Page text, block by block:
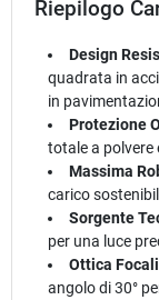
Riepilogo
Design
quadrata in
in
Protezione
totale a polvere
Massima
carico
Sorgente
per una luce
Ottica
angolo di 30°